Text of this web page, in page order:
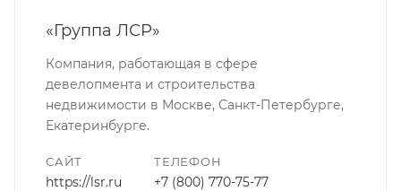
«Группа ЛСР»
Компания, работающая в сфере
девелопмента и строительства
недвижимости в Москве, Санкт-Петербурге,
Екатеринбурге.
САЙТ
https://lsr.ru
ТЕЛЕФОН
+7 (800) 770-75-77